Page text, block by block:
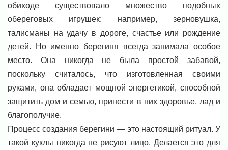
обиходе существовало множество подобных
обереговых игрушек: например, зерновушка,
талисманы на удачу в дороге, счастье или рождение
детей. Но именно берегиня всегда занимала особое
место. Она никогда не была простой забавой,
поскольку считалось, что изготовленная своими
руками, она обладает мощной энергетикой, способной
защитить дом и семью, принести в них здоровье, лад и
благополучие.
Процесс создания берегини — это настоящий ритуал. У
такой куклы никогда не рисуют лицо. Делается это для